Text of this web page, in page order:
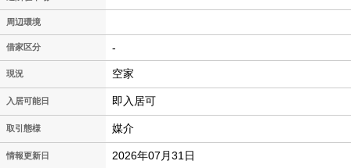
周辺環境
借家区分 -
現況 空家
入居可能日 即入居可
取引態様 媒介
情報更新日 2026年07月31日